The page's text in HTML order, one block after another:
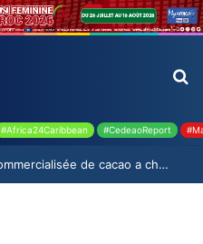
#Africa24Caribbean #CedeaoReport
Cameroun : la production commercialisée de cacao a chuté de 19,9% durant la saison 2025-2026